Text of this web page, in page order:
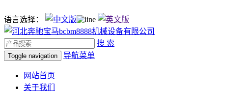
语言选择：
搜 索
Toggle navigation 导航菜单
网站首页
关于我们